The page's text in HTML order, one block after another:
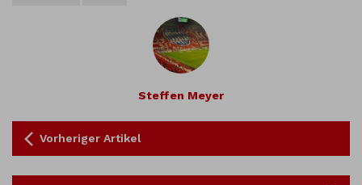
Steffen Meyer
Vorheriger Artikel